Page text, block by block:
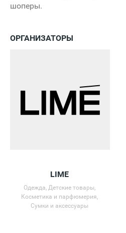
шоперы.
ОРГАНИЗАТОРЫ
LIME
Одежда, Детские товары,
Косметика и парфюмерия,
Сумки и аксессуары